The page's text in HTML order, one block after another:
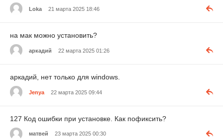
Loka 21 марта 2025 18:46
на мак можно установить?
аркадий 22 марта 2025 01:26
аркадий, нет только для windows.
Jenya 22 марта 2025 09:44
127 Код ошибки при установке. Как пофиксить?
матвей 23 марта 2025 00:30